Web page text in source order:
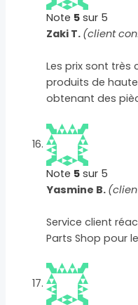
Note 5 sur 5
Zaki T. (client
Les prix sont
produits de
obtenant des
Note 5 sur 5
Yasmine B.
Service client
Parts Shop pour